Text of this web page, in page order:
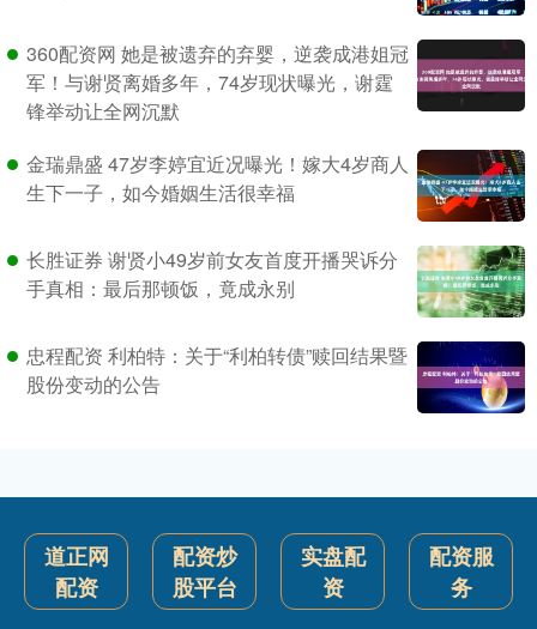
360配资网 她是被遗弃的弃婴，逆袭成港姐冠
军！与谢贤离婚多年，74岁现状曝光，谢霆
锋举动让全网沉默
金瑞鼎盛 47岁李婷宜近况曝光！嫁大4岁商人
生下一子，如今婚姻生活很幸福
长胜证券 谢贤小49岁前女友首度开播哭诉分
手真相：最后那顿饭，竟成永别
忠程配资 利柏特：关于“利柏转债”赎回结果暨
股份变动的公告
道正网
配资
配资炒
股平台
实盘配
资
配资服
务